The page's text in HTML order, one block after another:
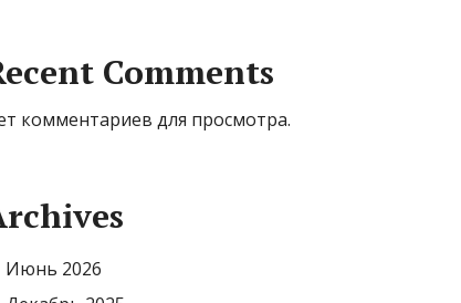
Comments
комментариев для просмотра.
Июнь 2026